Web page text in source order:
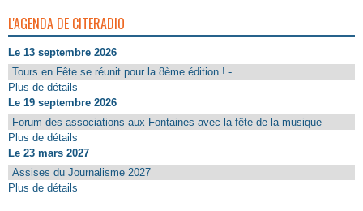
L'AGENDA DE CITERADIO
Le 13 septembre 2026
Tours en Fête se réunit pour la 8ème édition ! -
Plus de détails
Le 19 septembre 2026
Forum des associations aux Fontaines avec la fête de la musique
Plus de détails
Le 23 mars 2027
Assises du Journalisme 2027
Plus de détails